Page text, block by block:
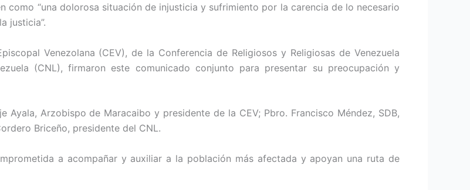
“una dolorosa situación de injusticia y sufrimiento por la carencia de lo necesario
justicia”.
Venezolana (CEV), de la Conferencia de Religiosos y Religiosas de Venezuela
(CNL), firmaron este comunicado conjunto para presentar su preocupación y
Arzobispo de Maracaibo y presidente de la CEV; Pbro. Francisco Méndez, SDB,
Briceño, presidente del CNL.
a acompañar y auxiliar a la población más afectada y apoyan una ruta de